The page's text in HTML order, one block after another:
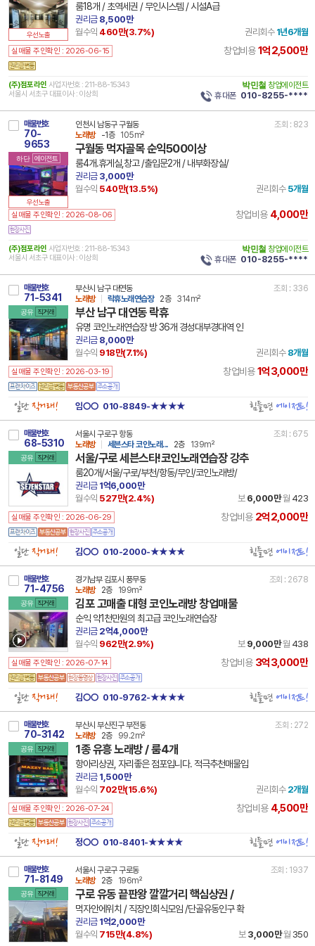
우선노출
룸18개 / 초역세권 / 무인시스템 / 시설A급
권리금8,500만
월수익 460만(3.7%) 권리회수 1년6개월
실매물 주인확인 : 2026-06-15 창업비용1억2,500만
(주)점포라인 사업자번호 : 211-88-15343
서울시 서초구 대표이사 : 이상희
박민철 창업에이전트
휴대폰 010-8255-****
매물번호
70-
9653
하단 에이전트
우선노출
인천시 남동구 구월동
조회 : 823
노래방
-1층 105m²
구월동 먹자골목 순익500이상
룸4개.휴게실,창고 /출입문2개 / 내부화장실/
권리금3,000만
월수익 540만(13.5%) 권리회수 5개월
실매물 주인확인 : 2026-08-06 창업비용 4,000만
(주)점포라인 사업자번호 : 211-88-15343
서울시 서초구 대표이사 : 이상희
박민철 창업에이전트
휴대폰 010-8255-****
매물번호
71-5341
공유 직거래
부산시 남구 대연동
조회 : 336
노래방
락휴노래연습장 2층 314m²
부산 남구 대연동 락휴
유명 코인노래연습장 방 36개 경성대부경대역 인
권리금8,000만
월수익 918만(7.1%) 권리회수 8개월
실매물 주인확인 : 2026-03-19 창업비용1억3,000만
일단직거래! 임○○ 010-8849-★★★★ 힘들면에이전트!
매물번호
68-5310
공유 직거래
서울시 구로구 항동
조회 : 675
노래방
세븐스타 코인노래... 2층 139m²
서울/구로 세븐스타!코인노래연습장 강추
룸20개/서울/구로/부천/항동/무인/코인노래방/
권리금1억6,000만
월수익 527만(2.4%) 보6,000만 월 423
실매물 주인확인 : 2026-06-29 창업비용 2억2,000만
일단직거래! 김○○ 010-2000-★★★★ 힘들면에이전트!
매물번호
71-4756
공유 직거래
경기남부 김포시 풍무동
조회 : 2678
노래방
2층 199m²
김포 고매출 대형 코인노래방 창업매물
순익 약1천만원의 최고급 코인노래연습장
권리금2억4,000만
월수익 962만(2.9%) 보 9,000만 월 438
실매물 주인확인 : 2026-07-14 창업비용 3억3,000만
일단직거래! 김○○ 010-9762-★★★★ 힘들면에이전트!
매물번호
70-3142
공유 직거래
부산시 부산진구 부전동
조회 : 272
노래방
2층 99.2m²
1종 유흥 노래방 / 룸4개
항아리상권, 자리좋은 점포입니다. 적극추천매물입
권리금1,500만
월수익 702만(15.6%) 권리회수 2개월
실매물 주인확인 : 2026-07-24 창업비용 4,500만
일단직거래! 정○○ 010-8401-★★★★ 힘들면에이전트!
매물번호
71-8149
공유 직거래
서울시 구로구 구로동
조회 : 1937
노래방
2층 196m²
구로 유동 끝판왕 깔깔거리 핵심상권 /
먹자안에위치 / 직장인회식모임 /단골유동인구 확
권리금1억2,000만
월수익 715만(4.8%) 보3,000만 월 350